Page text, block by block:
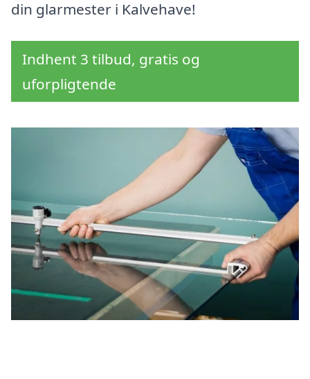
din glarmester i Kalvehave!
Indhent 3 tilbud, gratis og
uforpligtende